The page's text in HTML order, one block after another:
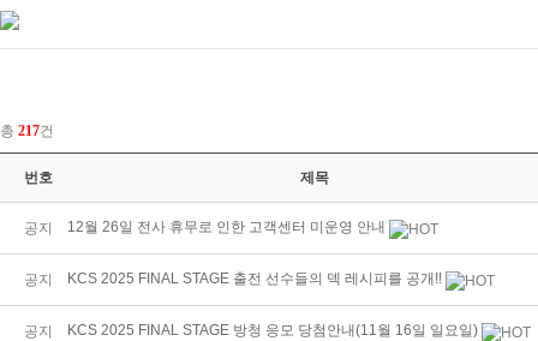
총 217건
번호 제목
공지 12월 26일 전사 휴무로 인한 고객센터 미운영 안내
공지 KCS 2025 FINAL STAGE 출전 선수들의 덱 레시피를 공개!!
공지 KCS 2025 FINAL STAGE 방청 응모 당첨안내(11월 16일 일요일)